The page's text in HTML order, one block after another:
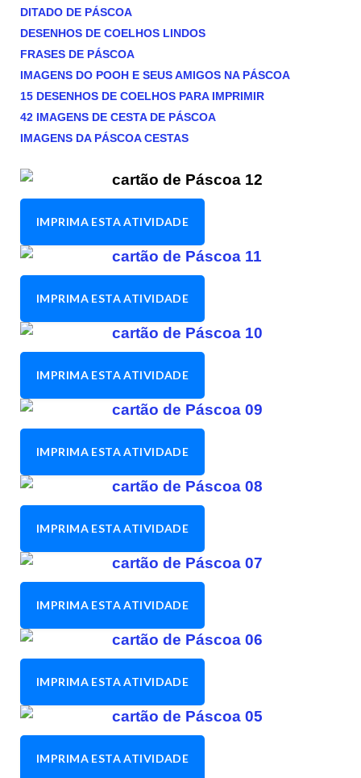
DITADO DE PÁSCOA
DESENHOS DE COELHOS LINDOS
FRASES DE PÁSCOA
IMAGENS DO POOH E SEUS AMIGOS NA PÁSCOA
15 DESENHOS DE COELHOS PARA IMPRIMIR
42 IMAGENS DE CESTA DE PÁSCOA
IMAGENS DA PÁSCOA CESTAS
IMPRIMA ESTA ATIVIDADE
IMPRIMA ESTA ATIVIDADE
IMPRIMA ESTA ATIVIDADE
IMPRIMA ESTA ATIVIDADE
IMPRIMA ESTA ATIVIDADE
IMPRIMA ESTA ATIVIDADE
IMPRIMA ESTA ATIVIDADE
IMPRIMA ESTA ATIVIDADE